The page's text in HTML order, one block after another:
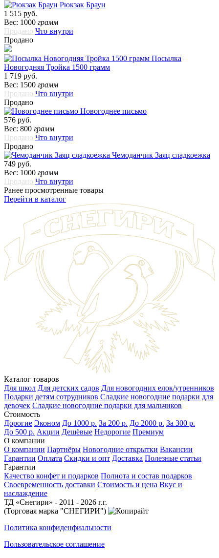
Рюкзак Браун
1 515 руб.
Вес: 1000 грамм
Продано Что внутри
Продано
Посылка
Новогодняя Тройка 1500 грамм
1 719 руб.
Вес: 1500 грамм
Продано Что внутри
Продано
Новогоднее письмо
576 руб.
Вес: 800 грамм
Продано Что внутри
Продано
Чемоданчик Заяц сладкоежка
749 руб.
Вес: 1000 грамм
Продано Что внутри
Ранее просмотренные товары
Перейти в каталог
Каталог товаров
Для школ Для детских садов Для новогодних елок/утренников
Подарки детям сотрудников Сладкие новогодние подарки для
девочек Сладкие новогодние подарки для мальчиков
Стоимость
Дорогие Эконом До 1000 р. За 200 р. До 2000 р. За 300 р.
До 500 р. Акции Дешёвые Недорогие Премиум
О компании
О компании Партнёры Новогодние открытки Вакансии
Гарантии Оплата Скидки и опт Доставка Полезные статьи
Гарантии
Качество конфет и подарков Полнота и состав подарков
Своевременность доставки Стоимость и цена Вкус и
наслаждение
ТД «Снегири» - 2011 - 2026 г.г.
(Торговая марка "СНЕГИРИ")
Политика конфиденфиальности
Пользовательское соглашение